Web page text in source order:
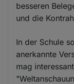
besseren
und die
In der Schule
anerkannte
mag